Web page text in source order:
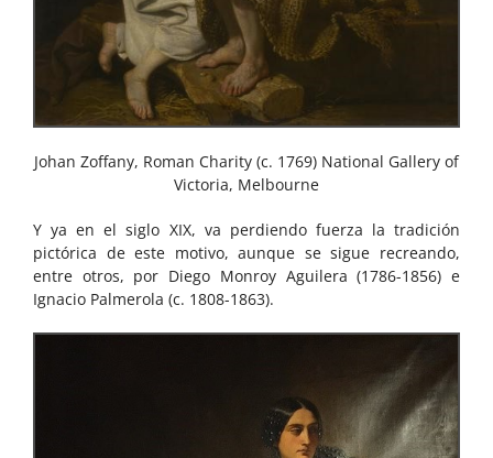
Johan Zoffany, Roman Charity (c. 1769) National Gallery of
Victoria, Melbourne
Y ya en el siglo XIX, va perdiendo fuerza la tradición
pictórica de este motivo, aunque se sigue recreando,
entre otros, por Diego Monroy Aguilera (1786-1856) e
Ignacio Palmerola (c. 1808-1863).